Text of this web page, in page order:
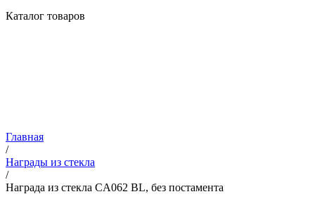
Каталог товаров
Главная
/
Награды из стекла
/
Награда из стекла CA062 BL, без постамента